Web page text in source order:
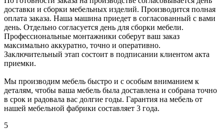
доставки и сборки мебельных изделий. Производится полная
оплата заказа. Наша машина приедет в согласованный с вами
день. Отдельно согласуется день для сборки мебели.
Профессиональные монтажники соберут ваш заказ
максимально аккуратно, точно и оперативно.
Заключительный этап состоит в подписании клиентом акта
приемки.
Мы производим мебель быстро и с особым вниманием к
деталям, чтобы ваша мебель была доставлена и собрана точно
в срок и радовала вас долгие годы. Гарантия на мебель от
нашей мебельной фабрики составляет 3 года.
5